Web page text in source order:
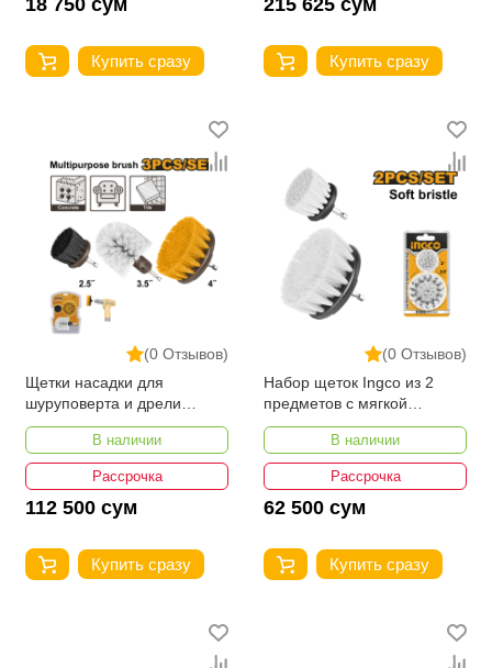
18 750 сум
Купить сразу
215 625 сум
Купить сразу
(0 Отзывов)
Щетки насадки для
шуруповерта и дрели
INGCO WCB0301 3 шт
В наличии
Рассрочка
112 500 сум
Купить сразу
(0 Отзывов)
Набор щеток Ingco из 2
предметов с мягкой
щетиной WCBS3235
В наличии
Рассрочка
62 500 сум
Купить сразу